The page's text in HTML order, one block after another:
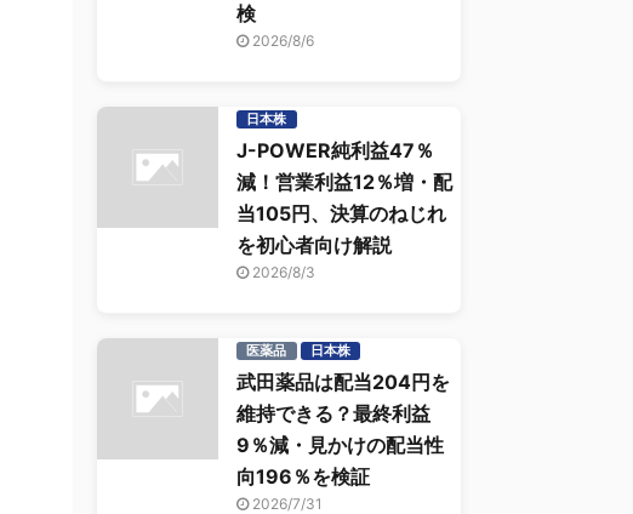
検
2026/8/6
日本株
J-POWER純利益47％
減！営業利益12％増・配
当105円、決算のねじれ
を初心者向け解説
2026/8/3
医薬品 日本株
武田薬品は配当204円を
維持できる？最終利益
9％減・見かけの配当性
向196％を検証
2026/7/31